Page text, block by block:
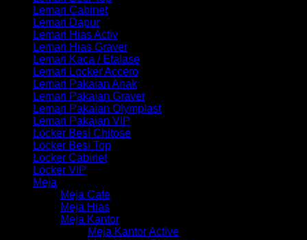
Lemari Cabinet
Lemari Dapur
Lemari Hias Activ
Lemari Hias Graver
Lemari Kaca / Etalase
Lemari Locker Accero
Lemari Pakaian Anak
Lemari Pakaian Graver
Lemari Pakaian Olymplast
Lemari Pakaian VIP
Locker Besi Chitose
Locker Besi Top
Locker Cabinet
Locker VIP
Meja
Meja Cafe
Meja Hias
Meja Kantor
Meja Kantor Active